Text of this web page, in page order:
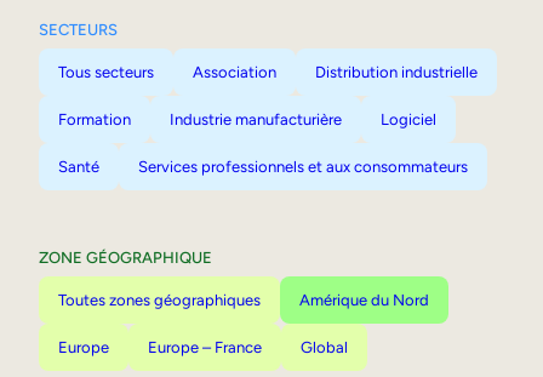
SECTEURS
Tous secteurs Association Distribution industrielle
Formation Industrie manufacturière Logiciel
Santé Services professionnels et aux consommateurs
ZONE GÉOGRAPHIQUE
Toutes zones géographiques Amérique du Nord
Europe Europe – France Global